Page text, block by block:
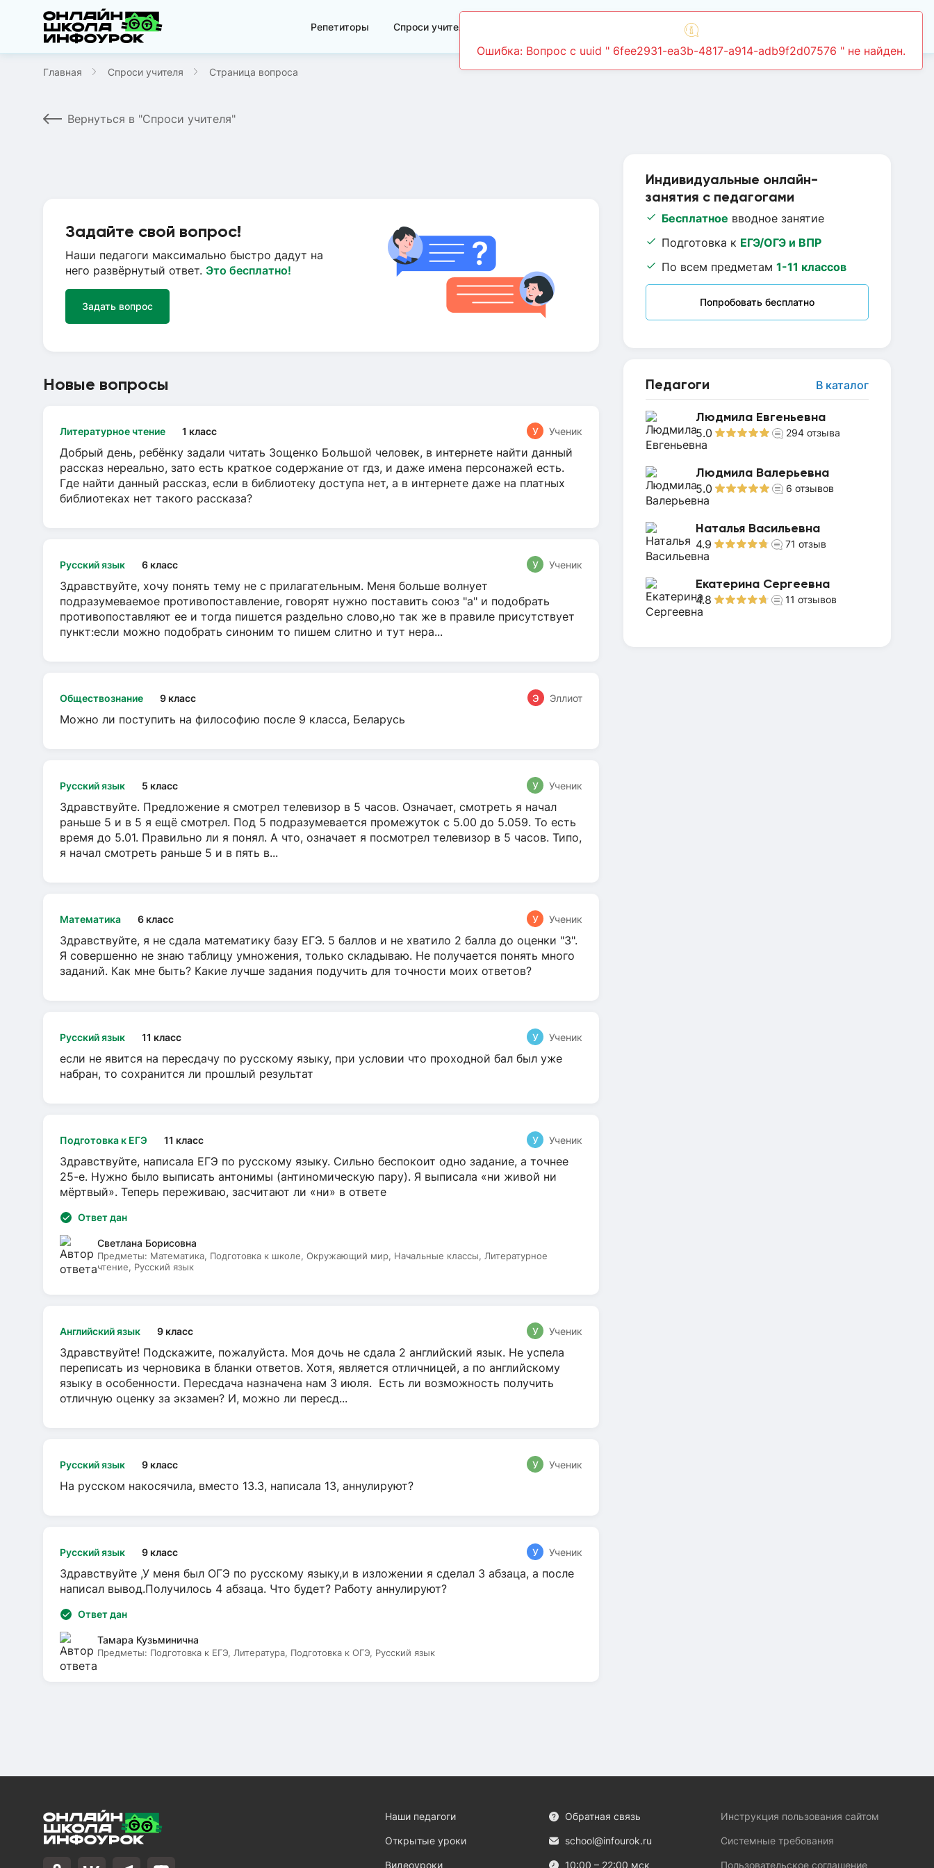
Репетиторы Спроси учителя
Главная Спроси учителя Страница вопроса
Вернуться в "Спроси учителя"
Индивидуальные онлайн-
занятия с педагогами
Бесплатное вводное занятие
Подготовка к ЕГЭ/ОГЭ и ВПР
По всем предметам 1-11 классов
Попробовать бесплатно
Педагоги В каталог
Людмила Евгеньевна
5.0 294 отзыва
Людмила Валерьевна
5.0 6 отзывов
Наталья Васильевна
4.9 71 отзыв
Екатерина Сергеевна
4.8 11 отзывов
Задайте свой вопрос!
Наши педагоги максимально быстро дадут на
него развёрнутый ответ. Это бесплатно!
Задать вопрос
Новые вопросы
Литературное чтение 1 класс У Ученик
Добрый день, ребёнку задали читать Зощенко Большой человек, в интернете найти данный
рассказ нереально, зато есть краткое содержание от гдз, и даже имена персонажей есть.
Где найти данный рассказ, если в библиотеку доступа нет, а в интернете даже на платных
библиотеках нет такого рассказа?
Русский язык 6 класс У Ученик
Здравствуйте, хочу понять тему не с прилагательным. Меня больше волнует
подразумеваемое противопоставление, говорят нужно поставить союз "а" и подобрать
противопоставляют ее и тогда пишется раздельно слово,но так же в правиле присутствует
пункт:если можно подобрать синоним то пишем слитно и тут нера...
Обществознание 9 класс Э Эллиот
Можно ли поступить на философию после 9 класса, Беларусь
Русский язык 5 класс У Ученик
Здравствуйте. Предложение я смотрел телевизор в 5 часов. Означает, смотреть я начал
раньше 5 и в 5 я ещё смотрел. Под 5 подразумевается промежуток с 5.00 до 5.059. То есть
время до 5.01. Правильно ли я понял. А что, означает я посмотрел телевизор в 5 часов. Типо,
я начал смотреть раньше 5 и в пять в...
Математика 6 класс У Ученик
Здравствуйте, я не сдала математику базу ЕГЭ. 5 баллов и не хватило 2 балла до оценки "3".
Я совершенно не знаю таблицу умножения, только складываю. Не получается понять много
заданий. Как мне быть? Какие лучше задания подучить для точности моих ответов?
Русский язык 11 класс У Ученик
если не явится на пересдачу по русскому языку, при условии что проходной бал был уже
набран, то сохранится ли прошлый результат
Подготовка к ЕГЭ 11 класс У Ученик
Здравствуйте, написала ЕГЭ по русскому языку. Сильно беспокоит одно задание, а точнее
25-е. Нужно было выписать антонимы (антиномическую пару). Я выписала «ни живой ни
мёртвый». Теперь переживаю, засчитают ли «ни» в ответе
Ответ дан
Светлана Борисовна
Предметы: Математика, Подготовка к школе, Окружающий мир, Начальные классы, Литературное
чтение, Русский язык
Английский язык 9 класс У Ученик
Здравствуйте! Подскажите, пожалуйста. Моя дочь не сдала 2 английский язык. Не успела
переписать из черновика в бланки ответов. Хотя, является отличницей, а по английскому
языку в особенности. Пересдача назначена нам 3 июля. Есть ли возможность получить
отличную оценку за экзамен? И, можно ли пересд...
Русский язык 9 класс У Ученик
На русском накосячила, вместо 13.3, написала 13, аннулируют?
Русский язык 9 класс У Ученик
Здравствуйте ,У меня был ОГЭ по русскому языку,и в изложении я сделал 3 абзаца, а после
написал вывод.Получилось 4 абзаца. Что будет? Работу аннулируют?
Ответ дан
Тамара Кузьминична
Предметы: Подготовка к ЕГЭ, Литература, Подготовка к ОГЭ, Русский язык
Наши педагоги
Открытые уроки
Видеоуроки
Обратная связь
school@infourok.ru
10:00 – 22:00 мск
Инструкция пользования сайтом
Системные требования
Пользовательское соглашение